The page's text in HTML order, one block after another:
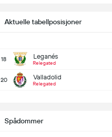
Aktuelle tabellposisjoner
18 Leganés
Relegated
20 Valladolid
Relegated
Spådommer